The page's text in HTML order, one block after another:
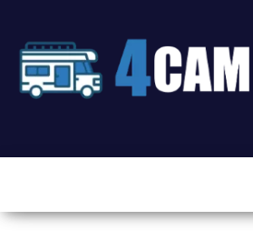
content
Camping-